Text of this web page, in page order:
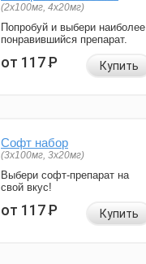
(2x100мг, 4x20мг)
Попробуй и выбери наиболее
понравившийся препарат.
от 117Р Купить
Софт набор
(3x100мг, 3x20мг)
Выбери софт-препарат на
свой вкус!
от 117Р Купить